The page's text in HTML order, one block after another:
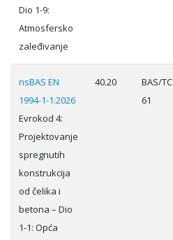
Dio 1-9:
Atmosfersko
zaleđivanje
nsBAS EN
1994-1-1:2026
Evrokod 4:
Projektovanje
spregnutih
konstrukcija
od čelika i
betona – Dio
1-1: Opća
40.20
BAS/TC
61